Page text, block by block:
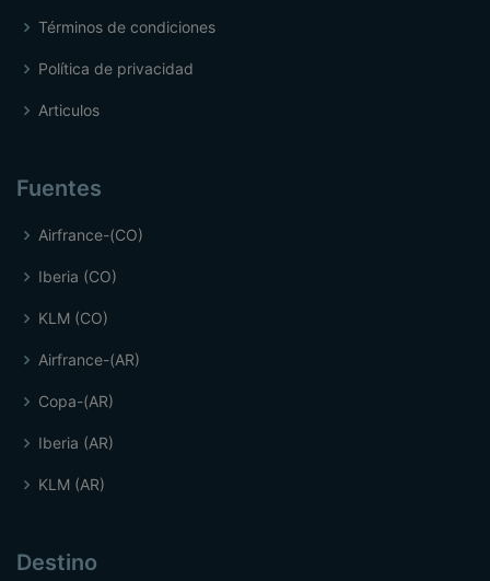
Términos de condiciones
Política de privacidad
Articulos
Fuentes
Airfrance-(CO)
Iberia (CO)
KLM (CO)
Airfrance-(AR)
Copa-(AR)
Iberia (AR)
KLM (AR)
Destino